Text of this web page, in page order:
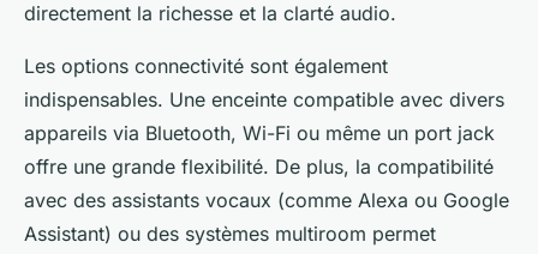
directement la richesse et la clarté audio.
Les options connectivité sont également
indispensables. Une enceinte compatible avec divers
appareils via Bluetooth, Wi-Fi ou même un port jack
offre une grande flexibilité. De plus, la compatibilité
avec des assistants vocaux (comme Alexa ou Google
Assistant) ou des systèmes multiroom permet